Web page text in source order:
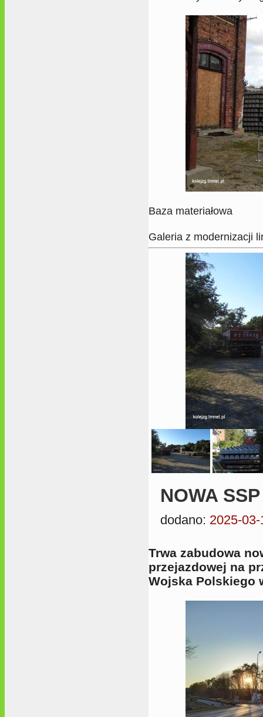
Baza materiałowa
Galeria z modernizacji
NOWA
dodano: 2025-
Trwa zabudowa
przejazdowej na
Wojska Polskiego